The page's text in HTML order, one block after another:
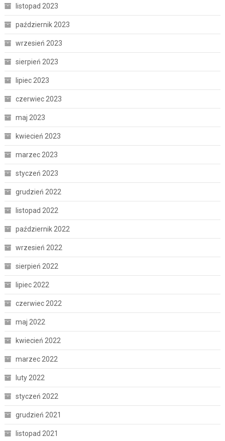
listopad 2023
październik 2023
wrzesień 2023
sierpień 2023
lipiec 2023
czerwiec 2023
maj 2023
kwiecień 2023
marzec 2023
styczeń 2023
grudzień 2022
listopad 2022
październik 2022
wrzesień 2022
sierpień 2022
lipiec 2022
czerwiec 2022
maj 2022
kwiecień 2022
marzec 2022
luty 2022
styczeń 2022
grudzień 2021
listopad 2021